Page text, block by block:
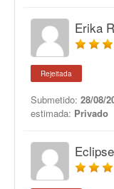
Erika
Rejeitada
Submetido: 28/08/
estimada: Privado